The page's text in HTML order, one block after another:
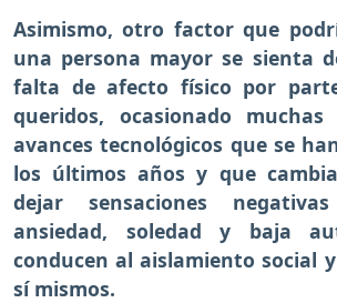
Asimismo, otro factor que
una persona mayor se sienta
falta de afecto físico por
queridos, ocasionado
avances tecnológicos que se
los últimos años y que
dejar sensaciones
ansiedad, soledad y baja
conducen al aislamiento social
sí mismos.